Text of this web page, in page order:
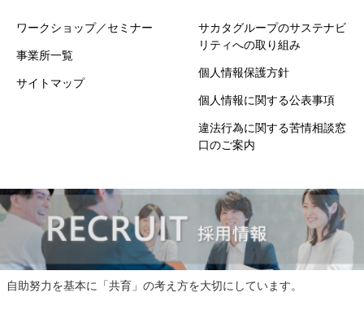
ワークショップ／セミナー
事業所一覧
サイトマップ
サカタグループのサステナビ
リティへの取り組み
個人情報保護方針
個人情報に関する公表事項
違法行為に関する苦情相談窓
口のご案内
自助努力を基本に「共育」の考え方を大切にしています。